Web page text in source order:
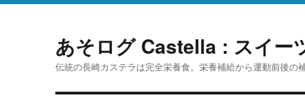
あそログ Castella : スイー
伝統の長崎カステラは完全栄養食。栄養補給から運動前後の